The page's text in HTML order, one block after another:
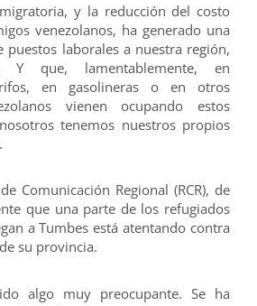
y la reducción del costo
venezolanos, ha generado una
puestos laborales a nuestra región,
Y que, lamentablemente, en
en gasolineras o en otros
vienen ocupando estos
tenemos nuestros propios
Comunicación Regional (RCR), de
que una parte de los refugiados
a Tumbes está atentando contra
su provincia.
algo muy preocupante. Se ha